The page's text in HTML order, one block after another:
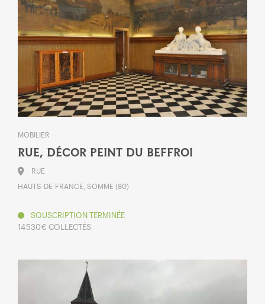
MOBILIER
RUE, DÉCOR PEINT DU BEFFROI
RUE
HAUTS-DE-FRANCE, SOMME (80)
SOUSCRIPTION TERMINÉE
14 530 € COLLECTÉS